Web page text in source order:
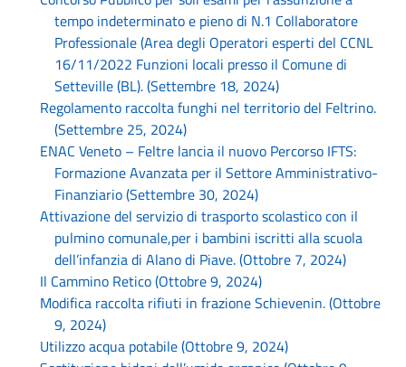
tempo indeterminato e pieno di N.1 Collaboratore
Professionale (Area degli Operatori esperti del CCNL
16/11/2022 Funzioni locali presso il Comune di
Setteville (BL). (Settembre 18, 2024)
Regolamento raccolta funghi nel territorio del Feltrino.
(Settembre 25, 2024)
ENAC Veneto – Feltre lancia il nuovo Percorso IFTS:
Formazione Avanzata per il Settore Amministrativo-
Finanziario (Settembre 30, 2024)
Attivazione del servizio di trasporto scolastico con il
pulmino comunale,per i bambini iscritti alla scuola
dell’infanzia di Alano di Piave. (Ottobre 7, 2024)
Il Cammino Retico (Ottobre 9, 2024)
Modifica raccolta rifiuti in frazione Schievenin. (Ottobre
9, 2024)
Utilizzo acqua potabile (Ottobre 9, 2024)